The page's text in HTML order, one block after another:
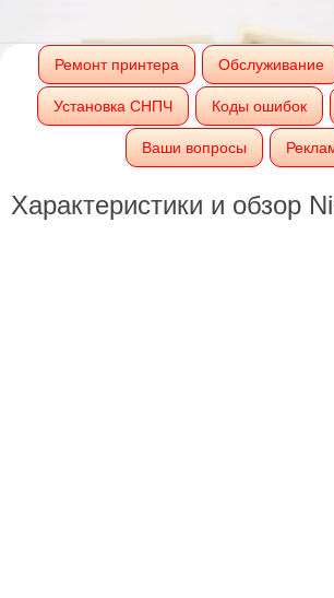
Ремонт принтера Обслуживание
Установка СНПЧ Коды ошибок
Ваши вопросы
Характеристики и обзор